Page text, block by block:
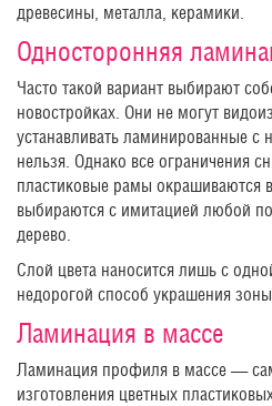
древесины, металла, керамики.
Односторонняя
Часто такой вариант выбирают
новостройках. Они не могут
устанавливать ламинированные с
нельзя. Однако все ограничения
пластиковые рамы окрашиваются
выбираются с имитацией любой
дерево.
Слой цвета наносится лишь с
недорогой способ украшения зоны
Ламинация в массе
Ламинация профиля в массе —
изготовления цветных